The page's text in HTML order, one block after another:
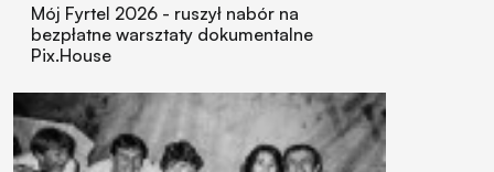
Mój Fyrtel 2026 - ruszył nabór na
bezpłatne warsztaty dokumentalne
Pix.House